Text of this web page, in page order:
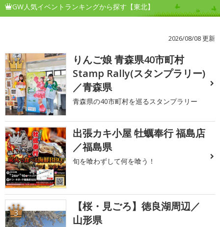
GW人気イベントランキングから探す【東北】
2026/08/08 更新
1
りんご娘 青森県40市町村
Stamp Rally(スタンプラリー)
／青森県
青森県の40市町村を巡るスタンプラリー
2
出張カキ小屋 牡蠣奉行 福島店
／福島県
旬を喰わずして何を喰う！
3
【桜・見ごろ】徳良湖周辺／
山形県